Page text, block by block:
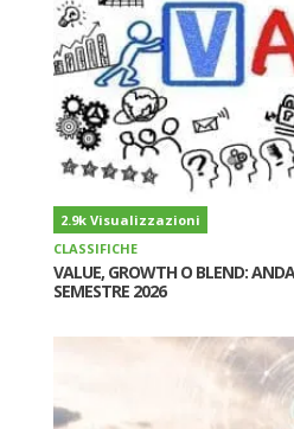
2.9k Visualizzazioni
CLASSIFICHE
VALUE, GROWTH O BLEND:
SEMESTRE 2026